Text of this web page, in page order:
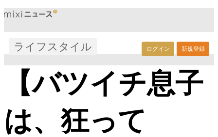
ログイン 新規登録
ライフスタイル
【バツイチ息子
は、狂って